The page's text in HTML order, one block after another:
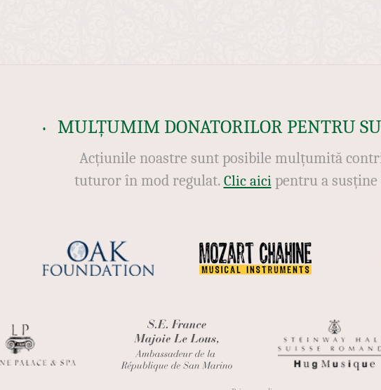
MULȚUMIM DONATORILOR PENTRU
Acțiunile noastre sunt posibile mulțumită
tuturor în mod regulat. Clic aicipentru a susține